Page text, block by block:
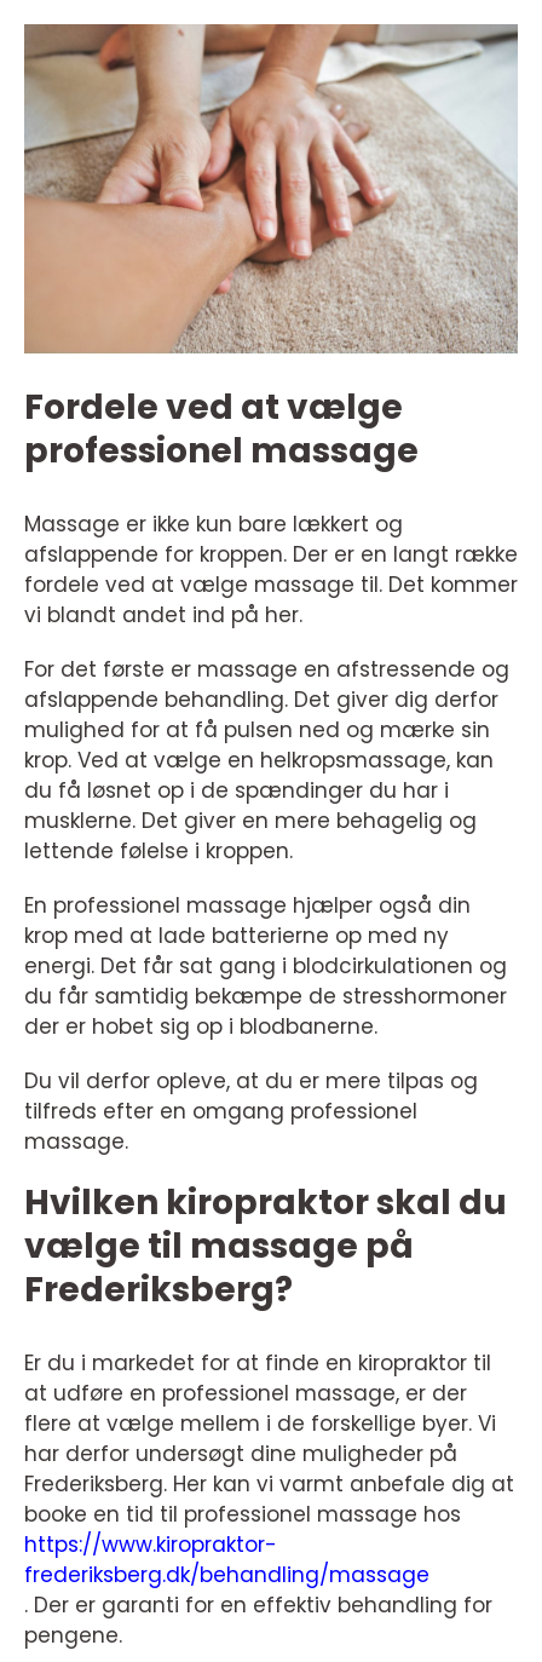
Fordele ved at vælge
professionel massage
Massage er ikke kun bare lækkert og
afslappende for kroppen. Der er en langt række
fordele ved at vælge massage til. Det kommer
vi blandt andet ind på her.
For det første er massage en afstressende og
afslappende behandling. Det giver dig derfor
mulighed for at få pulsen ned og mærke sin
krop. Ved at vælge en helkropsmassage, kan
du få løsnet op i de spændinger du har i
musklerne. Det giver en mere behagelig og
lettende følelse i kroppen.
En professionel massage hjælper også din
krop med at lade batterierne op med ny
energi. Det får sat gang i blodcirkulationen og
du får samtidig bekæmpe de stresshormoner
der er hobet sig op i blodbanerne.
Du vil derfor opleve, at du er mere tilpas og
tilfreds efter en omgang professionel
massage.
Hvilken kiropraktor skal du
vælge til massage på
Frederiksberg?
Er du i markedet for at finde en kiropraktor til
at udføre en professionel massage, er der
flere at vælge mellem i de forskellige byer. Vi
har derfor undersøgt dine muligheder på
Frederiksberg. Her kan vi varmt anbefale dig at
booke en tid til professionel massage hos
https://www.kiropraktor-
frederiksberg.dk/behandling/massage
. Der er garanti for en effektiv behandling for
pengene.